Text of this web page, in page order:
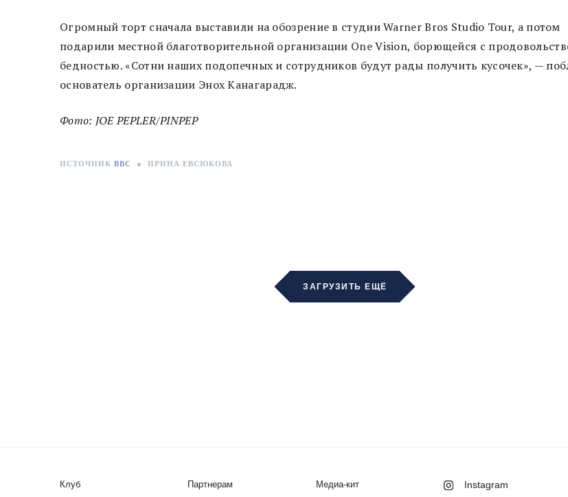
Огромный торт сначала выставили на обозрение в студии Warner Bros Studio Tour, а потом
подарили местной благотворительной организации One Vision, борющейся с
бедностью. «Сотни наших подопечных и сотрудников будут рады получить кусочек», —
основатель организации Энох Канагарадж.
Фото: JOE PEPLER/PINPEP
ИСТОЧНИК BBC ● ИРИНА ЕВСЮКОВА
ЗАГРУЗИТЬ ЕЩЁ
Клуб Партнерам Медиа-кит Instagram